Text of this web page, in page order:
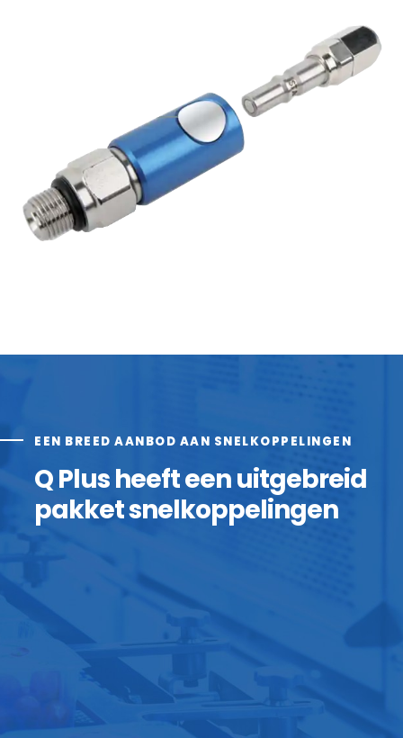
EEN BREED AANBOD AAN SNELKOPPELINGEN
Q Plus heeft een uitgebreid
pakket snelkoppelingen